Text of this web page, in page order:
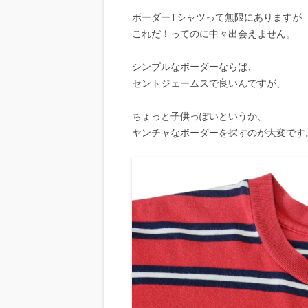
ボーダーTシャツって無限にありますが
これだ！ってのに中々出会えません。
シンプルなボーダーならば、
セントジェームスで良いんですが、
ちょっと子供っぽいというか、
ヤンチャなボーダーを探すのが大変です